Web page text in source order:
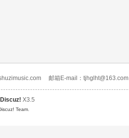
邮箱E-mail：tjhglht@163.com
Discuz! X3.5
Team